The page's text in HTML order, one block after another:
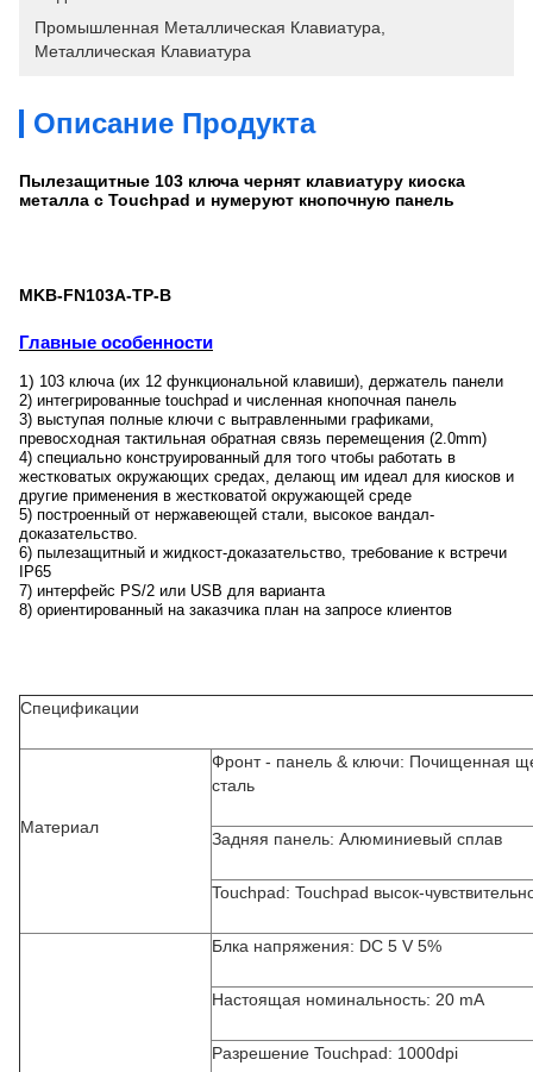
Промышленная Металлическая Клавиатура
Металлическая Клавиатура
Описание Продукта
Пылезащитные 103 ключа чернят клавиатуру киоска
металла с Touchpad и нумеруют кнопочную панель
MKB-FN103A-TP-B
Главные особенности
1) 103 ключа (их 12 функциональной клавиши), держатель панели
2) интегрированные touchpad и численная кнопочная панель
3) выступая полные ключи с вытравленными графиками,
превосходная тактильная обратная связь перемещения (2.0mm)
4) специально конструированный для того чтобы работать в
жестковатых окружающих средах, делающ им идеал для киосков и
другие применения в жестковатой окружающей среде
5) построенный от нержавеющей стали, высокое вандал-
доказательство.
6) пылезащитный и жидкост-доказательство, требование к встречи
IP65
7) интерфейс PS/2 или USB для варианта
8) ориентированный на заказчика план на запросе клиентов
Спецификации
Материал
Фронт - панель & ключи: Почищенная
сталь
Задняя панель: Алюминиевый сплав
Touchpad: Touchpad высок-
Блка напряжения: DC 5 V 5%
Настоящая номинальность: 20 mA
Разрешение Touchpad: 1000dpi